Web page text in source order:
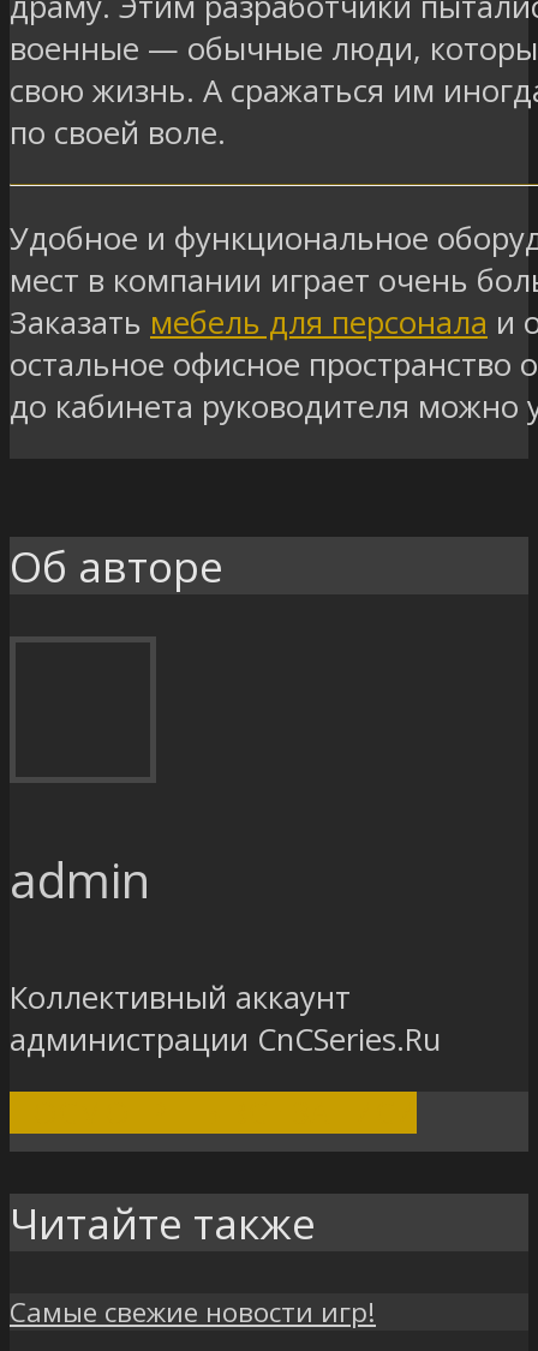
военные — обычные люди,
свою жизнь. А сражаться им
по своей воле.
Удобное и функциональное
мест в компании играет очень
Заказать мебель для персонала и
остальное офисное пространство
до кабинета руководителя можно
Об авторе
admin
Коллективный аккаунт
администрации CnCSeries.Ru
Читайте также
Самые свежие новости игр!